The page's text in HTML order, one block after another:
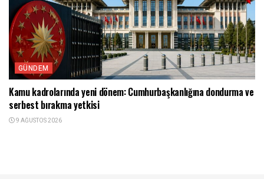
GÜNDEM
Kamu kadrolarında yeni dönem: Cumhurbaşkanlığına dondurma ve
serbest bırakma yetkisi
9 AĞUSTOS 2026